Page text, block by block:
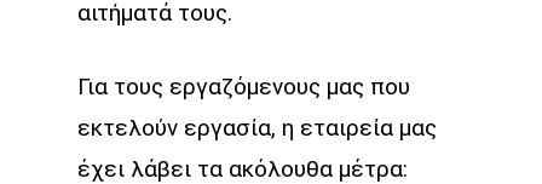
αιτήματά τους.
Για τους εργαζόμενους μας που
εκτελούν εργασία, η εταιρεία μας
έχει λάβει τα ακόλουθα μέτρα: